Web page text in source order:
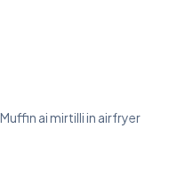
Muffin ai mirtilli in airfryer